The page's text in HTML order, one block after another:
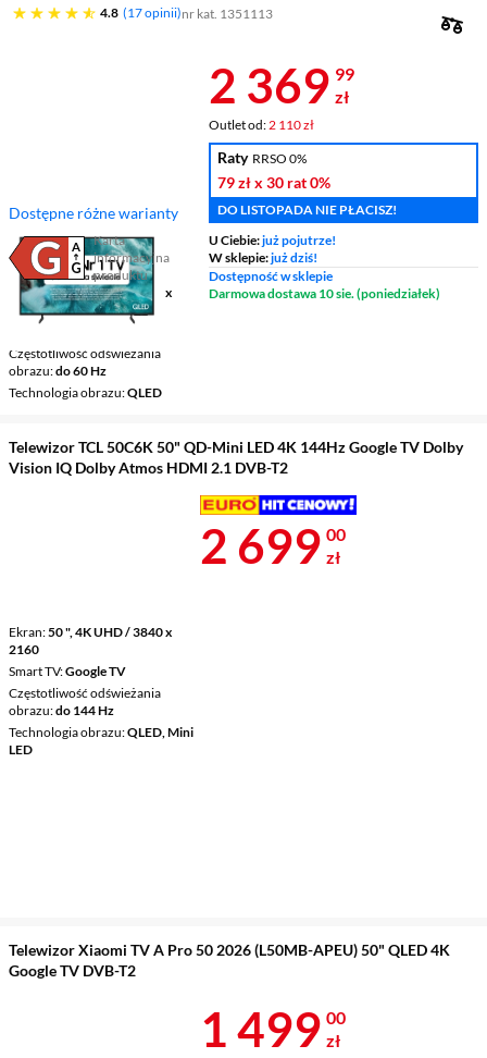
4.8
4.8 gwiazdek 17 opinii nr kat. 1351113
Dostępne różne warianty
Karta
informacyjna
produktu
Plik w formacie pdf
(otworzy się w nowym oknie)
Ekran 50 ", 4K UHD / 3840 x
2160
Częstotliwość odświeżania
obrazu do 60 Hz
Technologia obrazu QLED
Cena 2
2 369 99
zł
Outlet od: 2 110 zł
Raty RRSO 0%
79 złx 30 rat0%
DO LISTOPADA NIE PŁACISZ!
U Ciebie:już pojutrze!
W sklepie:już dziś!
Dostępność w sklepie
Darmowa dostawa 10 sie. (poniedziałek)
Telewizor TCL 50C6K 50" QD-Mini LED 4K 144Hz Google TV Dolby
Vision IQ Dolby Atmos HDMI 2.1 DVB-T2
Ekran 50 ", 4K UHD / 3840 x
2160
Smart TV Google TV
Częstotliwość odświeżania
obrazu do 144 Hz
Technologia obrazu QLED, Mini
LED
Cena 2 699 zł
2 699 00
zł
Telewizor Xiaomi TV A Pro 50 2026 (L50MB-APEU) 50" QLED 4K
Google TV DVB-T2
Cena 1 499 zł
1 499 00
zł